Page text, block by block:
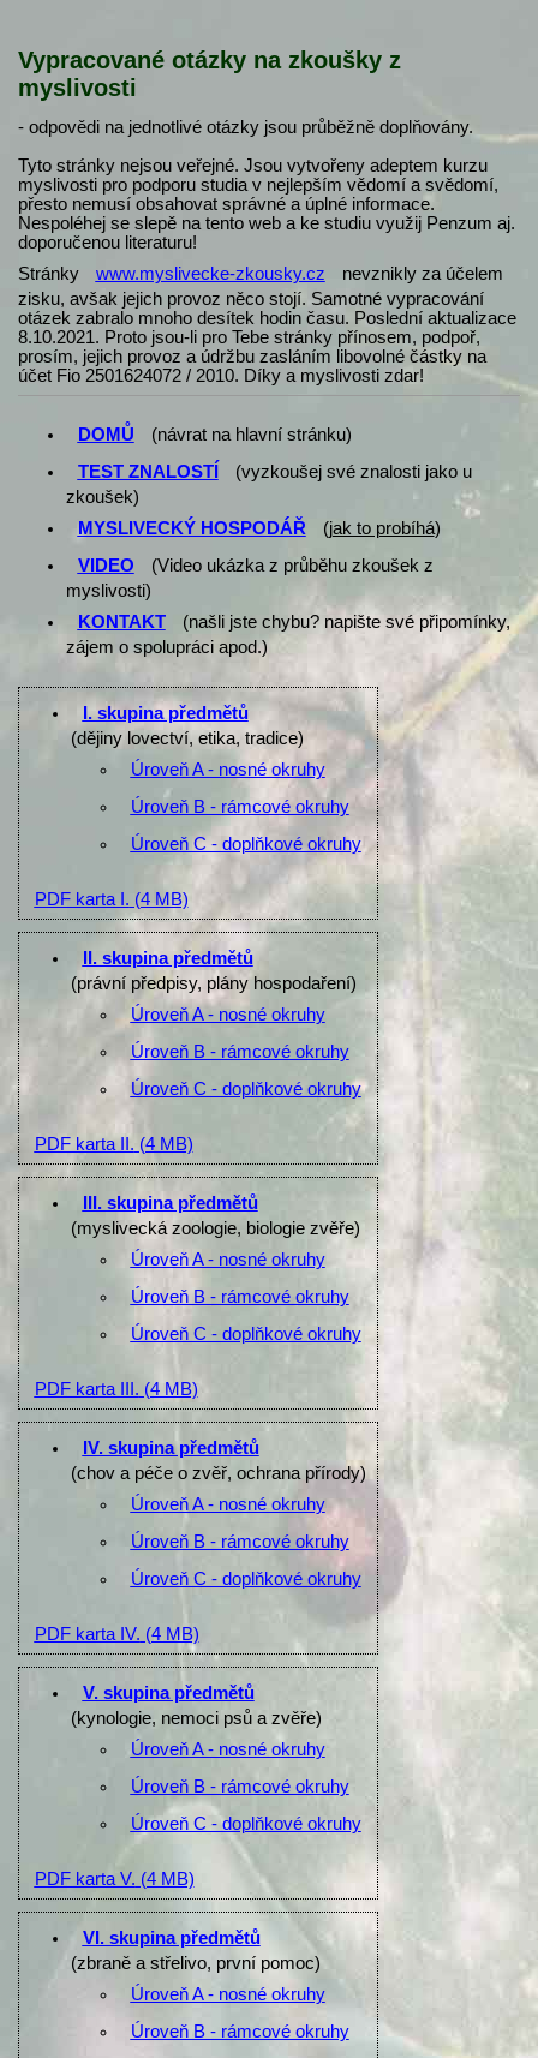
Vypracované otázky na zkoušky z
myslivosti
- odpovědi na jednotlivé otázky jsou průběžně doplňovány.
Tyto stránky nejsou veřejné. Jsou vytvořeny adeptem kurzu
myslivosti pro podporu studia v nejlepším vědomí a svědomí,
přesto nemusí obsahovat správné a úplné informace.
Nespoléhej se slepě na tento web a ke studiu využij Penzum aj.
doporučenou literaturu!
Stránky
www.myslivecke-zkousky.cz
nevznikly za účelem
zisku, avšak jejich provoz něco stojí. Samotné vypracování
otázek zabralo mnoho desítek hodin času. Poslední aktualizace
8.10.2021. Proto jsou-li pro Tebe stránky přínosem, podpoř,
prosím, jejich provoz a údržbu zasláním libovolné částky na
účet Fio 2501624072 / 2010. Díky a myslivosti zdar!
DOMŮ
(návrat na hlavní stránku)
TEST ZNALOSTÍ
(vyzkoušej své znalosti jako u
zkoušek)
MYSLIVECKÝ HOSPODÁŘ
(jak to probíhá)
VIDEO
(Video ukázka z průběhu zkoušek z
myslivosti)
KONTAKT
(našli jste chybu? napište své připomínky,
zájem o spolupráci apod.)
I. skupina předmětů
(dějiny lovectví, etika, tradice)
Úroveň A - nosné okruhy
Úroveň B - rámcové okruhy
Úroveň C - doplňkové okruhy
PDF karta I. (4 MB)
II. skupina předmětů
(právní předpisy, plány hospodaření)
Úroveň A - nosné okruhy
Úroveň B - rámcové okruhy
Úroveň C - doplňkové okruhy
PDF karta II. (4 MB)
III. skupina předmětů
(myslivecká zoologie, biologie zvěře)
Úroveň A - nosné okruhy
Úroveň B - rámcové okruhy
Úroveň C - doplňkové okruhy
PDF karta III. (4 MB)
IV. skupina předmětů
(chov a péče o zvěř, ochrana přírody)
Úroveň A - nosné okruhy
Úroveň B - rámcové okruhy
Úroveň C - doplňkové okruhy
PDF karta IV. (4 MB)
V. skupina předmětů
(kynologie, nemoci psů a zvěře)
Úroveň A - nosné okruhy
Úroveň B - rámcové okruhy
Úroveň C - doplňkové okruhy
PDF karta V. (4 MB)
VI. skupina předmětů
(zbraně a střelivo, první pomoc)
Úroveň A - nosné okruhy
Úroveň B - rámcové okruhy